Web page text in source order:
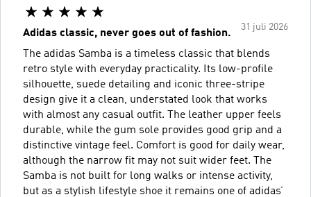
31 juli 2026
Adidas classic, never goes out of fashion.
The adidas Samba is a timeless classic that blends
retro style with everyday practicality. Its low-profile
silhouette, suede detailing and iconic three-stripe
design give it a clean, understated look that works
with almost any casual outfit. The leather upper feels
durable, while the gum sole provides good grip and a
distinctive vintage feel. Comfort is good for daily wear,
although the narrow fit may not suit wider feet. The
Samba is not built for long walks or intense activity,
but as a stylish lifestyle shoe it remains one of adidas’